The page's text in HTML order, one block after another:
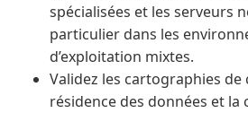
spécialisées et les serveurs
particulier dans les
d’exploitation mixtes.
Validez les cartographies
résidence des données et la